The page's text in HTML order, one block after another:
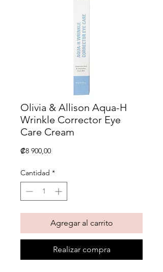
Olivia & Allison Aqua-H
Wrinkle Corrector Eye
Care Cream
₡8 900,00Precio
Cantidad *
Agregar al carrito
Realizar compra